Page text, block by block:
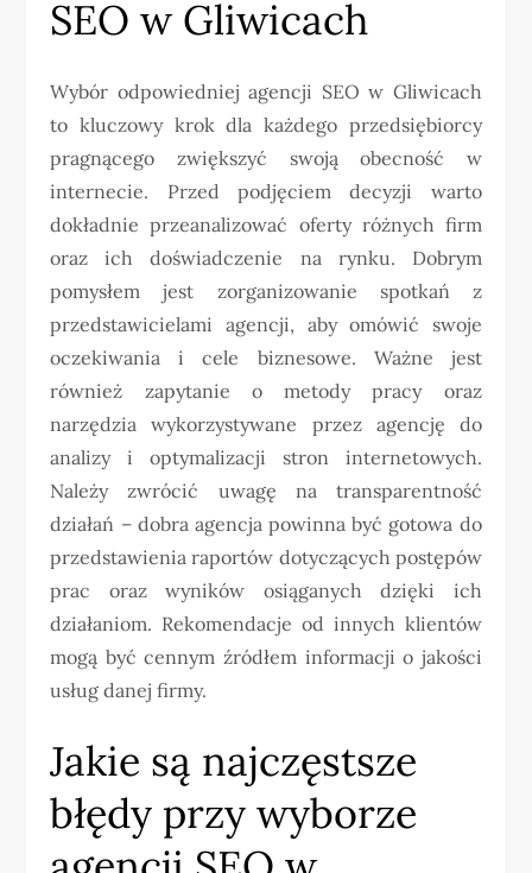
SEO w Gliwicach
Wybór odpowiedniej agencji SEO w Gliwicach
to kluczowy krok dla każdego przedsiębiorcy
pragnącego zwiększyć swoją obecność w
internecie. Przed podjęciem decyzji warto
dokładnie przeanalizować oferty różnych firm
oraz ich doświadczenie na rynku. Dobrym
pomysłem jest zorganizowanie spotkań z
przedstawicielami agencji, aby omówić swoje
oczekiwania i cele biznesowe. Ważne jest
również zapytanie o metody pracy oraz
narzędzia wykorzystywane przez agencję do
analizy i optymalizacji stron internetowych.
Należy zwrócić uwagę na transparentność
działań – dobra agencja powinna być gotowa do
przedstawienia raportów dotyczących postępów
prac oraz wyników osiąganych dzięki ich
działaniom. Rekomendacje od innych klientów
mogą być cennym źródłem informacji o jakości
usług danej firmy.
Jakie są najczęstsze
błędy przy wyborze